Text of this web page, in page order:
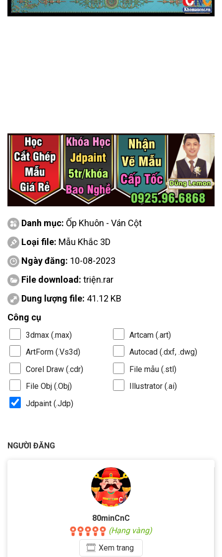
Danh mục: Ốp Khuôn - Ván Cột
Loại file: Mẫu Khắc 3D
Ngày đăng: 10-08-2023
File download: triện.rar
Dung lượng file: 41.12 KB
Công cụ
3dmax (.max)
Artcam (.art)
ArtForm (.Vs3d)
Autocad (.dxf, .dwg)
Corel Draw (.cdr)
File mẫu (.stl)
File Obj (.Obj)
Illustrator (.ai)
Jdpaint (.Jdp)
NGƯỜI ĐĂNG
80minCnC
(Hạng vàng)
Xemtrang